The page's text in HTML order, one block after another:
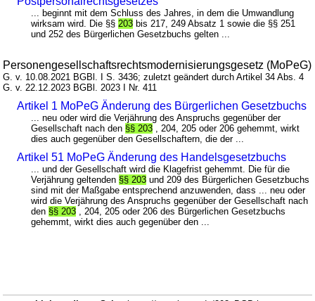
... beginnt mit dem Schluss des Jahres, in dem die Umwandlung
wirksam wird. Die §§ 203 bis 217, 249 Absatz 1 sowie die §§ 251
und 252 des Bürgerlichen Gesetzbuchs gelten ...
Personengesellschaftsrechtsmodernisierungsgesetz (MoPeG)
G. v. 10.08.2021 BGBl. I S. 3436; zuletzt geändert durch Artikel 34 Abs. 4
G. v. 22.12.2023 BGBl. 2023 I Nr. 411
Artikel 1 MoPeG Änderung des Bürgerlichen Gesetzbuchs
... neu oder wird die Verjährung des Anspruchs gegenüber der
Gesellschaft nach den §§ 203 , 204, 205 oder 206 gehemmt, wirkt
dies auch gegenüber den Gesellschaftern, die der ...
Artikel 51 MoPeG Änderung des Handelsgesetzbuchs
... und der Gesellschaft wird die Klagefrist gehemmt. Die für die
Verjährung geltenden §§ 203 und 209 des Bürgerlichen Gesetzbuchs
sind mit der Maßgabe entsprechend anzuwenden, dass ... neu oder
wird die Verjährung des Anspruchs gegenüber der Gesellschaft nach
den §§ 203 , 204, 205 oder 206 des Bürgerlichen Gesetzbuchs
gehemmt, wirkt dies auch gegenüber den ...